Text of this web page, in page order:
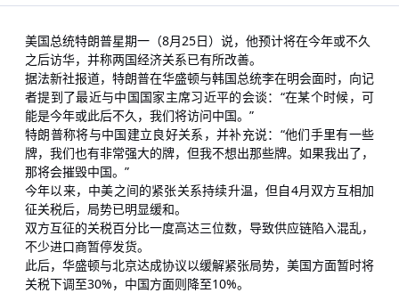
美国总统特朗普星期一（8月25日）说，他预计将在今年或不久
之后访华，并称两国经济关系已有所改善。
据法新社报道，特朗普在华盛顿与韩国总统李在明会面时，向记
者提到了最近与中国国家主席习近平的会谈：“在某个时候，可
能是今年或此后不久，我们将访问中国。”
特朗普称将与中国建立良好关系，并补充说：“他们手里有一些
牌，我们也有非常强大的牌，但我不想出那些牌。如果我出了，
那将会摧毁中国。”
今年以来，中美之间的紧张关系持续升温，但自4月双方互相加
征关税后，局势已明显缓和。
双方互征的关税百分比一度高达三位数，导致供应链陷入混乱，
不少进口商暂停发货。
此后，华盛顿与北京达成协议以缓解紧张局势，美国方面暂时将
关税下调至30%，中国方面则降至10%。